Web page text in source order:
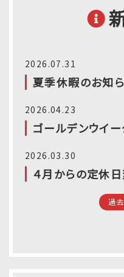
2026.07.31
夏季休暇のお知
2026.04.23
ゴールデンウイ
2026.03.30
４月からの定休
過